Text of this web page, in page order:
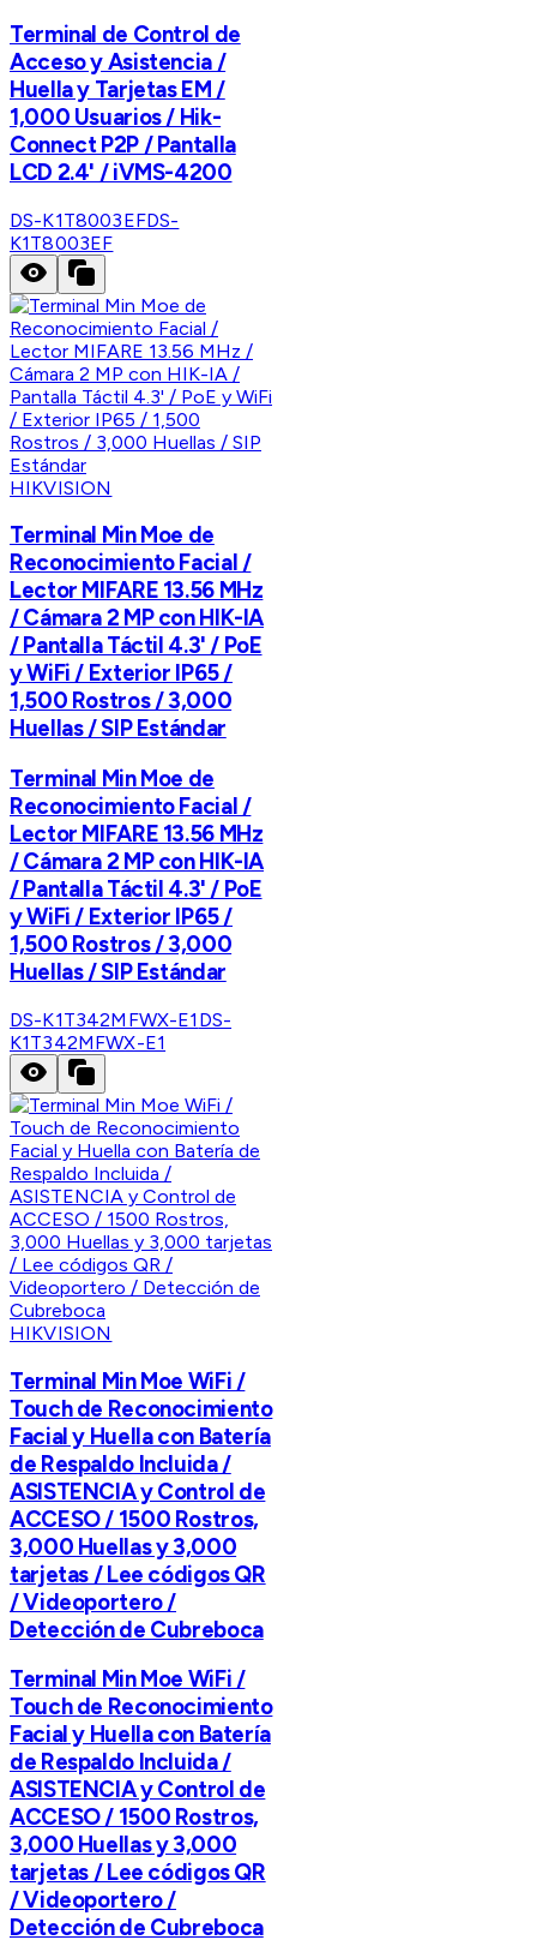
Terminal de Control de
Acceso y Asistencia /
Huella y Tarjetas EM /
1,000 Usuarios / Hik-
Connect P2P / Pantalla
LCD 2.4' / iVMS-4200
DS-K1T8003EFDS-
K1T8003EF
HIKVISION
Terminal Min Moe de
Reconocimiento Facial /
Lector MIFARE 13.56 MHz
/ Cámara 2 MP con HIK-IA
/ Pantalla Táctil 4.3' / PoE
y WiFi / Exterior IP65 /
1,500 Rostros / 3,000
Huellas / SIP Estándar
Terminal Min Moe de
Reconocimiento Facial /
Lector MIFARE 13.56 MHz
/ Cámara 2 MP con HIK-IA
/ Pantalla Táctil 4.3' / PoE
y WiFi / Exterior IP65 /
1,500 Rostros / 3,000
Huellas / SIP Estándar
DS-K1T342MFWX-E1 DS-
K1T342MFWX-E1
HIKVISION
Terminal Min Moe WiFi /
Touch de Reconocimiento
Facial y Huella con Batería
de Respaldo Incluida /
ASISTENCIA y Control de
ACCESO / 1500 Rostros,
3,000 Huellas y 3,000
tarjetas / Lee códigos QR
/ Videoportero /
Detección de Cubreboca
Terminal Min Moe WiFi /
Touch de Reconocimiento
Facial y Huella con Batería
de Respaldo Incluida /
ASISTENCIA y Control de
ACCESO / 1500 Rostros,
3,000 Huellas y 3,000
tarjetas / Lee códigos QR
/ Videoportero /
Detección de Cubreboca